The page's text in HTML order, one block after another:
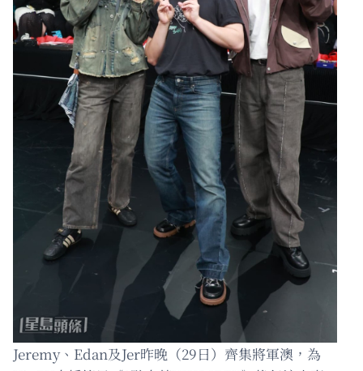
Jeremy、Edan及Jer昨晚（29日）齊集將軍澳，為